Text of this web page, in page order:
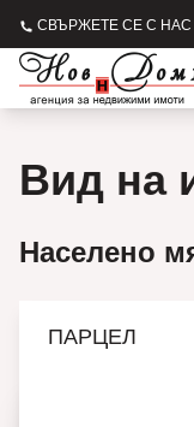
СВЪРЖЕТЕ СЕ С НАС
Вид на
Населено
ПАРЦЕЛ